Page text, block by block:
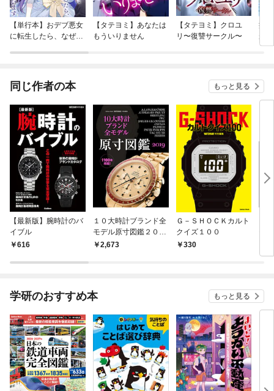
【単行本】おデブ悪女
に転生したら、なぜか
【タテヨミ】あなたは
もういりません
【タテヨミ】クロユ
リ〜復讐サークル〜
病
が
ぎ
同じ作者の本 もっと見る
【最新版】腕時計のバ
イブル
616
１０大時計ブランド全
モデル原寸図鑑２０１
９2,673
Ｇ－ＳＨＯＣＫカルト
クイズ１００
330
学研のおすすめ本 もっと見る